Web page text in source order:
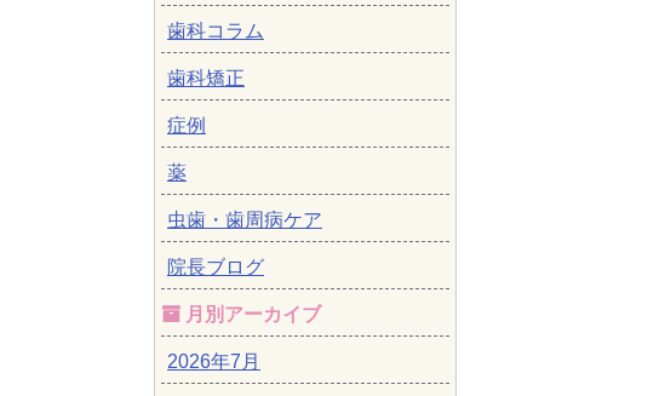
歯科コラム
歯科矯正
症例
薬
虫歯・歯周病ケア
院長ブログ
月別アーカイブ
2026年7月